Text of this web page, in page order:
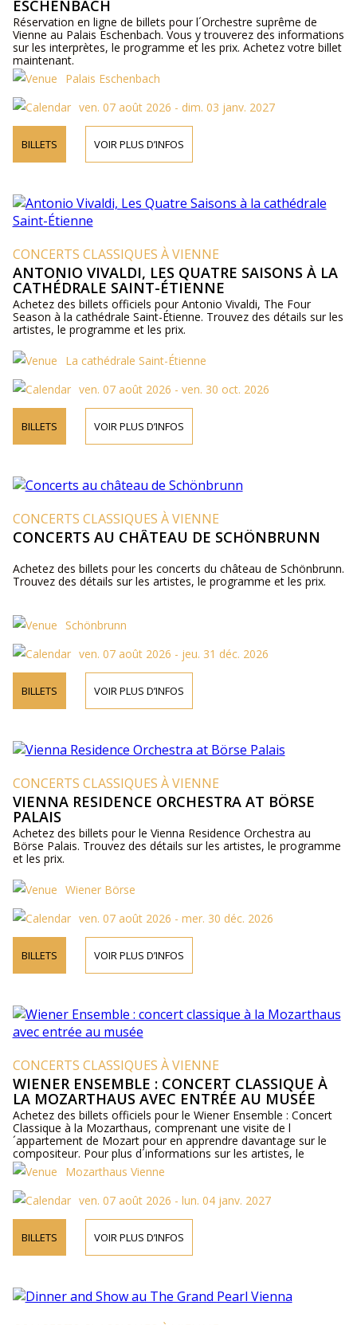
ESCHENBACH
Réservation en ligne de billets pour l´Orchestre suprême de
Vienne au Palais Eschenbach. Vous y trouverez des informations
sur les interprètes, le programme et les prix. Achetez votre billet
maintenant.
Palais Eschenbach
ven. 07 août 2026 - dim. 03 janv. 2027
BILLETS VOIR PLUS D’INFOS
CONCERTS CLASSIQUES À VIENNE
ANTONIO VIVALDI, LES QUATRE SAISONS À LA
CATHÉDRALE SAINT-ÉTIENNE
Achetez des billets officiels pour Antonio Vivaldi, The Four
Season à la cathédrale Saint-Étienne. Trouvez des détails sur les
artistes, le programme et les prix.
La cathédrale Saint-Étienne
ven. 07 août 2026 - ven. 30 oct. 2026
BILLETS VOIR PLUS D’INFOS
CONCERTS CLASSIQUES À VIENNE
CONCERTS AU CHÂTEAU DE SCHÖNBRUNN
Achetez des billets pour les concerts du château de Schönbrunn.
Trouvez des détails sur les artistes, le programme et les prix.
Schönbrunn
ven. 07 août 2026 - jeu. 31 déc. 2026
BILLETS VOIR PLUS D’INFOS
CONCERTS CLASSIQUES À VIENNE
VIENNA RESIDENCE ORCHESTRA AT BÖRSE
PALAIS
Achetez des billets pour le Vienna Residence Orchestra au
Börse Palais. Trouvez des détails sur les artistes, le programme
et les prix.
Wiener Börse
ven. 07 août 2026 - mer. 30 déc. 2026
BILLETS VOIR PLUS D’INFOS
CONCERTS CLASSIQUES À VIENNE
WIENER ENSEMBLE : CONCERT CLASSIQUE À
LA MOZARTHAUS AVEC ENTRÉE AU MUSÉE
Achetez des billets officiels pour le Wiener Ensemble : Concert
Classique à la Mozarthaus, comprenant une visite de l
´appartement de Mozart pour en apprendre davantage sur le
compositeur. Pour plus d´informations sur les artistes, le
programme et les prix des billets, veuillez visiter notre site web
ou nous contacter par téléphone.
Mozarthaus Vienne
ven. 07 août 2026 - lun. 04 janv. 2027
BILLETS VOIR PLUS D’INFOS